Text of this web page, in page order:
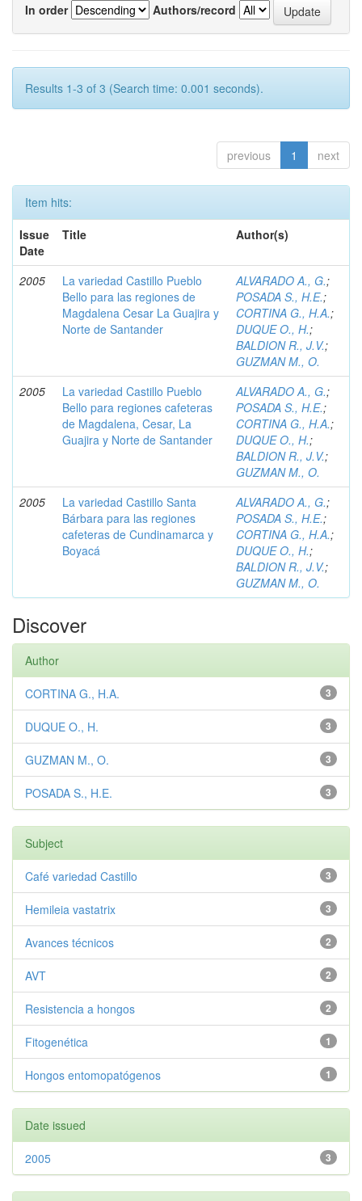
In order
Authors/record
Results 1-3 of 3 (Search time: 0.001 seconds).
previous 1 next
Item hits:
Issue
Date
Title Author(s)
2005
La variedad Castillo Pueblo
Bello para las regiones de
Magdalena Cesar La Guajira y
Norte de Santander
ALVARADO A., G.;
POSADA S., H.E.;
CORTINA G., H.A.;
DUQUE O., H.;
BALDION R., J.V.;
GUZMAN M., O.
2005
La variedad Castillo Pueblo
Bello para regiones cafeteras
de Magdalena, Cesar, La
Guajira y Norte de Santander
ALVARADO A., G.;
POSADA S., H.E.;
CORTINA G., H.A.;
DUQUE O., H.;
BALDION R., J.V.;
GUZMAN M., O.
2005
La variedad Castillo Santa
Bárbara para las regiones
cafeteras de Cundinamarca y
Boyacá
ALVARADO A., G.;
POSADA S., H.E.;
CORTINA G., H.A.;
DUQUE O., H.;
BALDION R., J.V.;
GUZMAN M., O.
Discover
Author
3
CORTINA G., H.A.
3
DUQUE O., H.
3
GUZMAN M., O.
3
POSADA S., H.E.
Subject
3
Café variedad Castillo
3
Hemileia vastatrix
2
Avances técnicos
2
AVT
2
Resistencia a hongos
1
Fitogenética
1
Hongos entomopatógenos
Date issued
3
2005